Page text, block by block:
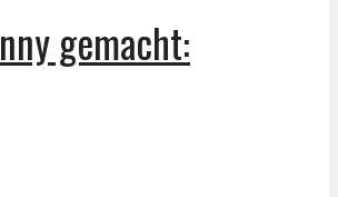
gemacht: